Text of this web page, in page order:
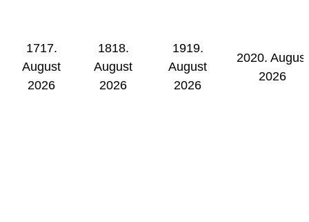
1717.
August
2026
1818.
August
2026
1919.
August
2026
2020. August
2026